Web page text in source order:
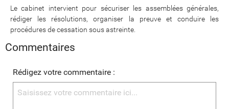
Le cabinet intervient pour sécuriser les assemblées générales,
rédiger les résolutions, organiser la preuve et conduire les
procédures de cessation sous astreinte.
Commentaires
Rédigez votre commentaire :